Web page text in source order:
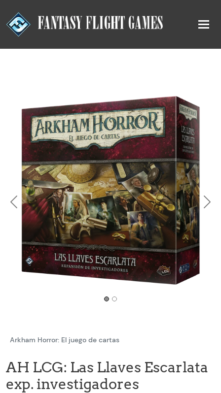
Previous
Arkham Horror: El juego de cartas
AH LCG: Las Llaves Escarlata
exp. investigadores